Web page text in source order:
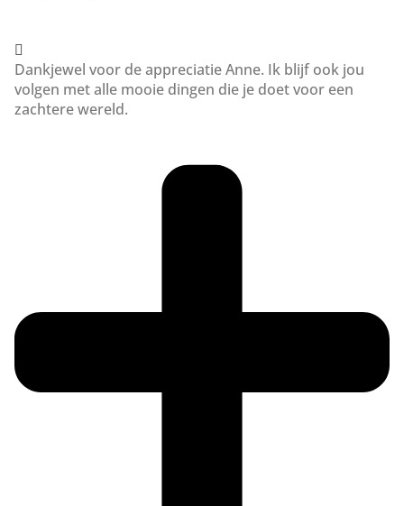
Dankjewel voor de appreciatie Anne. Ik blijf ook jou
volgen met alle mooie dingen die je doet voor een
zachtere wereld.